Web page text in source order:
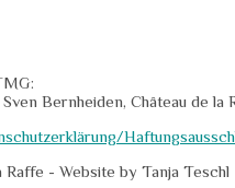
Bernheiden, Château de
Raffe - Website by Tanja Teschl